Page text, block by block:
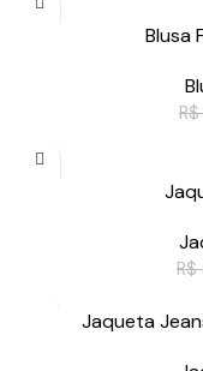
Blusa
R$
R$
Jaqueta